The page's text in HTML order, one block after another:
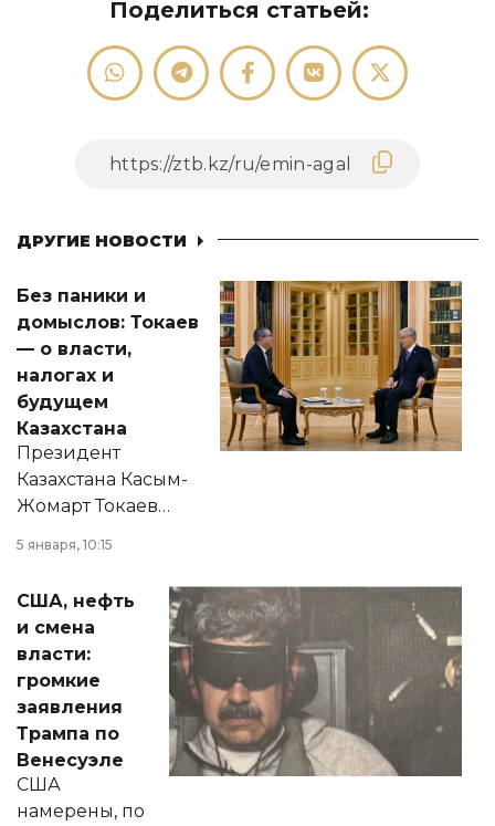
Поделиться статьей:
ДРУГИЕ НОВОСТИ
Без паники и
домыслов: Токаев
— о власти,
налогах и
будущем
Казахстана
Президент
Казахстана Касым-
Жомарт Токаев
сразу несколько
актуальных тем —
от слухов о
политических
реформах до
вопросов армии,
экономики и
личного здоровья.
5 января, 10:15
США, нефть
и смена
власти:
громкие
заявления
Трампа по
Венесуэле
США
намерены, по